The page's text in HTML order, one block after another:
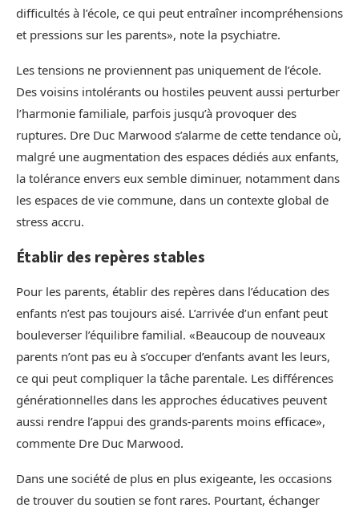
difficultés à l’école, ce qui peut entraîner incompréhensions
et pressions sur les parents», note la psychiatre.
Les tensions ne proviennent pas uniquement de l’école.
Des voisins intolérants ou hostiles peuvent aussi perturber
l’harmonie familiale, parfois jusqu’à provoquer des
ruptures. Dre Duc Marwood s’alarme de cette tendance où,
malgré une augmentation des espaces dédiés aux enfants,
la tolérance envers eux semble diminuer, notamment dans
les espaces de vie commune, dans un contexte global de
stress accru.
Établir des repères stables
Pour les parents, établir des repères dans l’éducation des
enfants n’est pas toujours aisé. L’arrivée d’un enfant peut
bouleverser l’équilibre familial. «Beaucoup de nouveaux
parents n’ont pas eu à s’occuper d’enfants avant les leurs,
ce qui peut compliquer la tâche parentale. Les différences
générationnelles dans les approches éducatives peuvent
aussi rendre l’appui des grands-parents moins efficace»,
commente Dre Duc Marwood.
Dans une société de plus en plus exigeante, les occasions
de trouver du soutien se font rares. Pourtant, échanger